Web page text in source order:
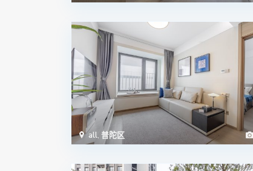
all, 普陀区